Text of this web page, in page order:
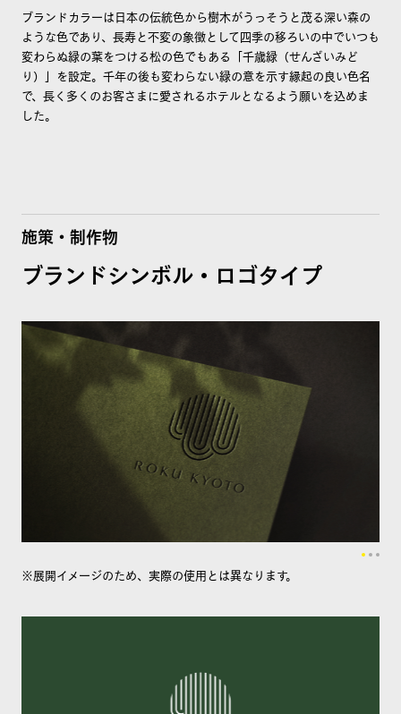
ブランドカラーは日本の伝統色から樹木がうっそうと茂る深い森の
ような色であり、長寿と不変の象徴として四季の移ろいの中でいつも
変わらぬ緑の葉をつける松の色でもある「千歳緑（せんざいみど
り）」を設定。千年の後も変わらない緑の意を示す縁起の良い色名
で、長く多くのお客さまに愛されるホテルとなるよう願いを込めま
した。
施策・制作物
ブランドシンボル・ロゴタイプ
※展開イメージのため、実際の使用とは異なります。